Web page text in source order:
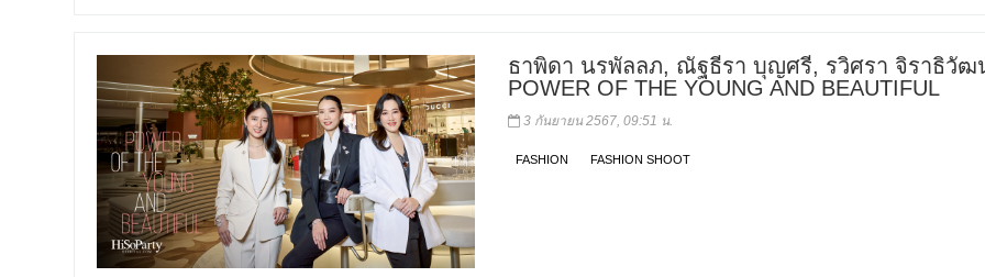
ธาพิดา นรพัลลภ, ณัฐธีรา บุญศรี, รวิศรา จิราธิวัฒ
POWER OF THE YOUNG AND BEAUTIFUL
3 กันยายน 2567, 09:51 น.
FASHION FASHION SHOOT